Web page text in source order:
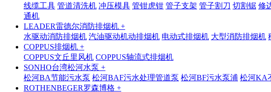
线缆工具 管道清洗机 冲压模具 管钳虎钳 管子支架 管子割刀 切割锯 修
通机
LEADER雷德尔消防排烟机 +
水驱动消防排烟机 汽油驱动机动排烟机 电动式排烟机 大型消防排烟机
COPPUS排烟机 +
COPPUS文丘里风机 COPPUS轴流式排烟机
SONHO台湾松河水泵 +
松河BA节能污水泵 松河BAF污水处理管道泵 松河BF污水泵浦 松河KA
ROTHENBEGER罗森博格 +